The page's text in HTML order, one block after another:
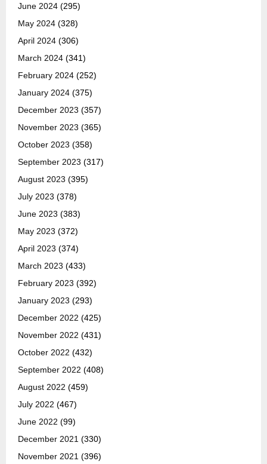
June 2024 (295)
May 2024 (328)
April 2024 (306)
March 2024 (341)
February 2024 (252)
January 2024 (375)
December 2023 (357)
November 2023 (365)
October 2023 (358)
September 2023 (317)
August 2023 (395)
July 2023 (378)
June 2023 (383)
May 2023 (372)
April 2023 (374)
March 2023 (433)
February 2023 (392)
January 2023 (293)
December 2022 (425)
November 2022 (431)
October 2022 (432)
September 2022 (408)
August 2022 (459)
July 2022 (467)
June 2022 (99)
December 2021 (330)
November 2021 (396)